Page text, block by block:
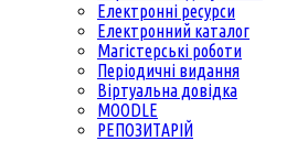
Електронні ресурси
Електронний каталог
Магістерські роботи
Періодичні видання
Віртуальна довідка
MOODLE
РЕПОЗИТАРІЙ